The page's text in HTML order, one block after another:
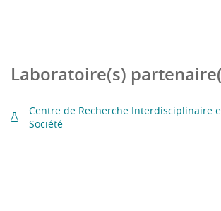
Laboratoire(s)
Centre de Recherche Interdisciplinaire
Société